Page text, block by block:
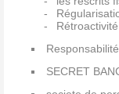
SECRET